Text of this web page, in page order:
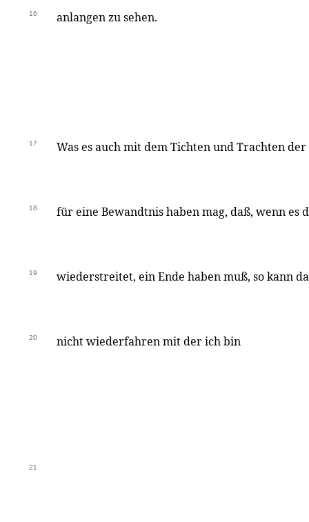
16 anlangen zu sehen.
17 Was es auch mit dem Tichten und Trachten
18 für eine Bewandtnis haben mag, daß, wenn es
19 wiederstreitet, ein Ende haben muß, so kann
20 nicht wiederfahren mit der ich bin
21